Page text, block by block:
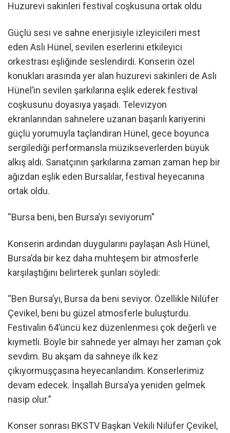
Huzurevi sakinleri festival coşkusuna ortak oldu
Güçlü sesi ve sahne enerjisiyle izleyicileri mest
eden Aslı Hünel, sevilen eserlerini etkileyici
orkestrası eşliğinde seslendirdi. Konserin özel
konukları arasında yer alan huzurevi sakinleri de Aslı
Hünel’in sevilen şarkılarına eşlik ederek festival
coşkusunu doyasıya yaşadı. Televizyon
ekranlarından sahnelere uzanan başarılı kariyerini
güçlü yorumuyla taçlandıran Hünel, gece boyunca
sergilediği performansla müzikseverlerden büyük
alkış aldı. Sanatçının şarkılarına zaman zaman hep bir
ağızdan eşlik eden Bursalılar, festival heyecanına
ortak oldu.
“Bursa beni, ben Bursa’yı seviyorum”
Konserin ardından duygularını paylaşan Aslı Hünel,
Bursa’da bir kez daha muhteşem bir atmosferle
karşılaştığını belirterek şunları söyledi:
“Ben Bursa’yı, Bursa da beni seviyor. Özellikle Nilüfer
Çevikel, beni bu güzel atmosferle buluşturdu.
Festivalin 64’üncü kez düzenlenmesi çok değerli ve
kıymetli. Böyle bir sahnede yer almayı her zaman çok
sevdim. Bu akşam da sahneye ilk kez
çıkıyormuşçasına heyecanlandım. Konserlerimiz
devam edecek. İnşallah Bursa’ya yeniden gelmek
nasip olur.”
Konser sonrası BKSTV Başkan Vekili Nilüfer Çevikel,